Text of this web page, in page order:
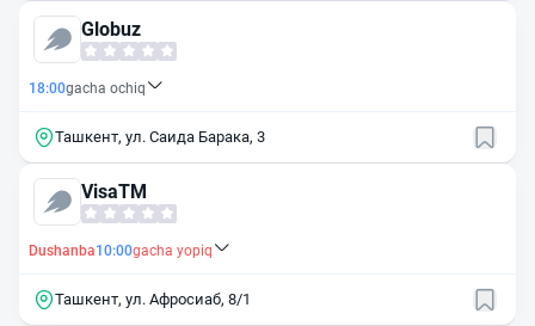
Globuz
18:00gacha ochiq
Ташкент, ул. Саида Барака, 3
VisaTM
Dushanba10:00gacha yopiq
Ташкент, ул. Афросиаб, 8/1